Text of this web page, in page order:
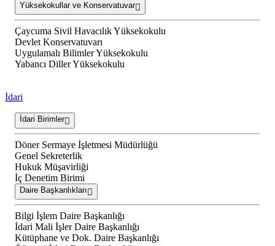
Yüksekokullar ve Konservatuvar
Çaycuma Sivil Havacılık Yüksekokulu
Devlet Konservatuvarı
Uygulamalı Bilimler Yüksekokulu
Yabancı Diller Yüksekokulu
İdari
İdari Birimler
Döner Sermaye İşletmesi Müdürlüğü
Genel Sekreterlik
Hukuk Müşavirliği
İç Denetim Birimi
Daire Başkanlıkları
Bilgi İşlem Daire Başkanlığı
İdari Mali İşler Daire Başkanlığı
Kütüphane ve Dok. Daire Başkanlığı